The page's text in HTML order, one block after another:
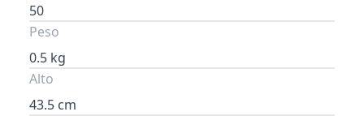
50
Peso
0.5 kg
Alto
43.5 cm